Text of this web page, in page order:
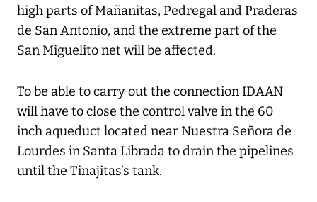
high parts of Mañanitas, Pedregal and Praderas
de San Antonio, and the extreme part of the
San Miguelito net will be affected.
To be able to carry out the connection IDAAN
will have to close the control valve in the 60
inch aqueduct located near Nuestra Señora de
Lourdes in Santa Librada to drain the pipelines
until the Tinajitas’s tank.